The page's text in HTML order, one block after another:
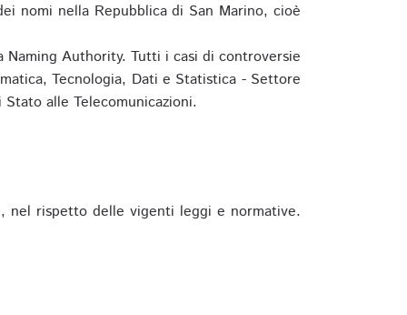
nomi nella Repubblica di San Marino, cioè
Authority. Tutti i casi di controversie
Tecnologia, Dati e Statistica - Settore
alle Telecomunicazioni.
nel rispetto delle vigenti leggi e normative.